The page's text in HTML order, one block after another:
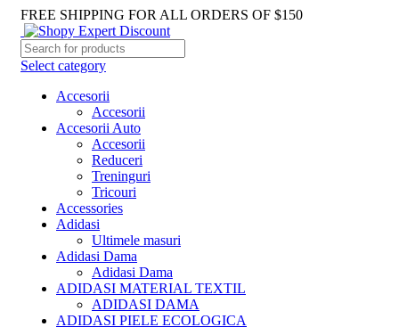
FREE SHIPPING FOR ALL ORDERS OF $150
Select category
Accesorii
Accesorii
Accesorii Auto
Accesorii
Reduceri
Treninguri
Tricouri
Accessories
Adidasi
Ultimele masuri
Adidasi Dama
Adidasi Dama
ADIDASI MATERIAL TEXTIL
ADIDASI DAMA
ADIDASI PIELE ECOLOGICA